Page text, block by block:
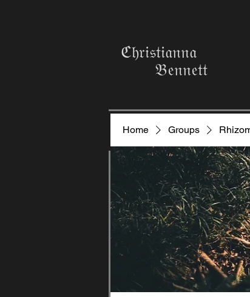
ℭ𝔥𝔯𝔦𝔰𝔱𝔦𝔞𝔫𝔫𝔞
𝔅𝔢𝔫𝔫𝔢𝔱𝔱
Home Groups